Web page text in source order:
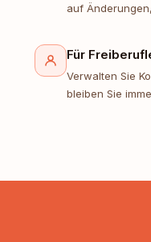
auf
Für
Verwalten Sie
bleiben Sie